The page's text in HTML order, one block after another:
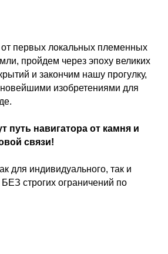
первых локальных племенных
пройдем через эпоху великих
и закончим нашу прогулку,
изобретениями для
путь навигатора от камня и
связи!
для индивидуального, так и
строгих ограничений по